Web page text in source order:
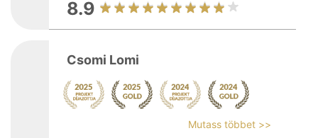
8.9
Csomi Lomi
Mutass többet >>